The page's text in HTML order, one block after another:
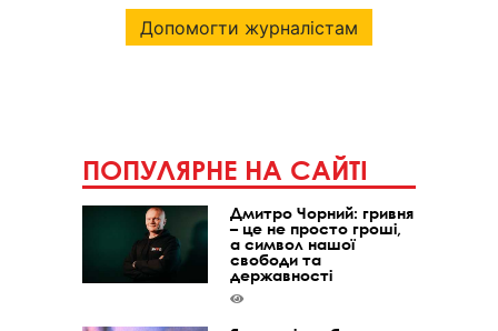
Допомогти журналістам
ПОПУЛЯРНЕ НА САЙТІ
Дмитро Чорний: гривня
– це не просто гроші,
а символ нашої
свободи та
державності